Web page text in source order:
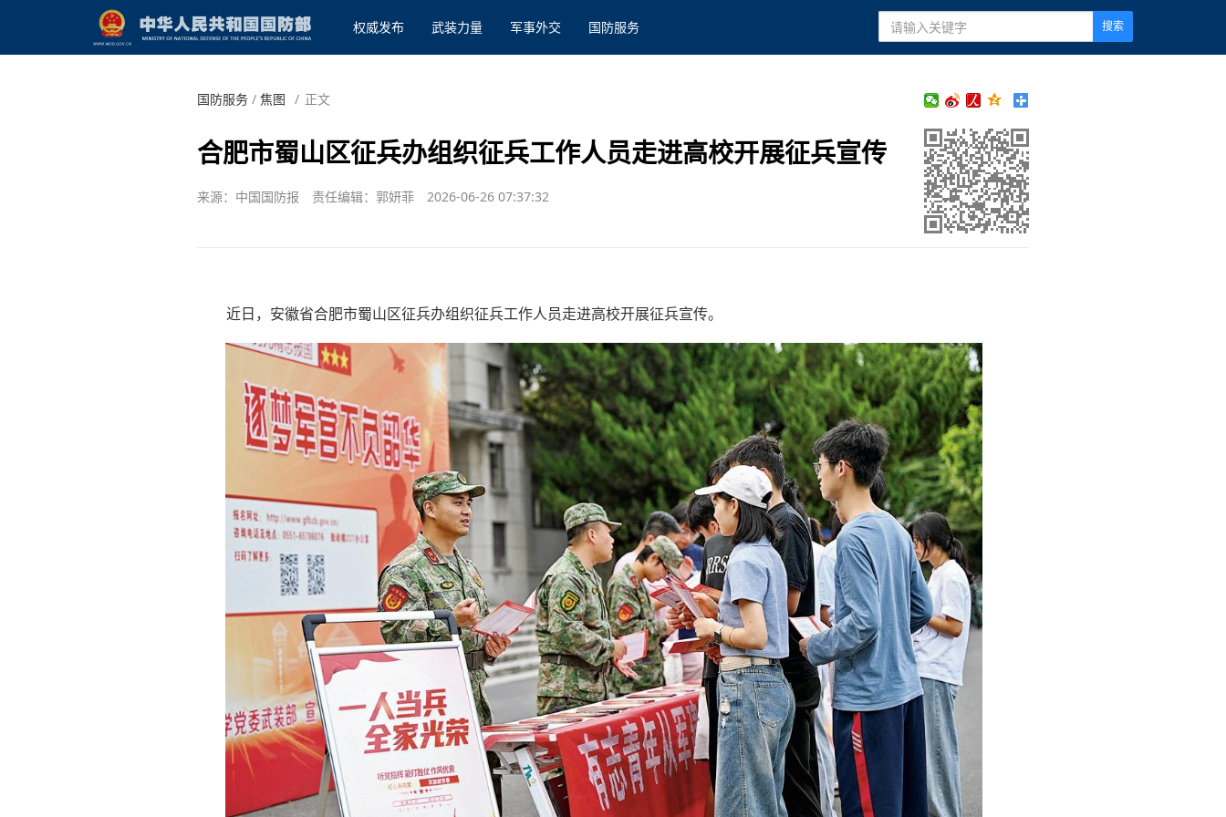
权威发布 武装力量 军事外交 国防服务 搜索
国防服务/ 焦图 / 正文
合肥市蜀山区征兵办组织征兵工作人员走进高校开展征兵宣传
来源：中国国防报 责任编辑：郭妍菲 2026-06-26 07:37:32
近日，安徽省合肥市蜀山区征兵办组织征兵工作人员走进高校开展征兵宣传。